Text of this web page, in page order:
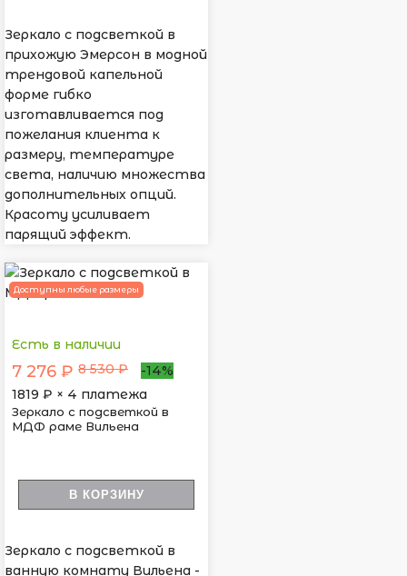
Зеркало с подсветкой в
прихожую Эмерсон в модной
трендовой капельной
форме гибко
изготавливается под
пожелания клиента к
размеру, температуре
света, наличию множества
дополнительных опций.
Красоту усиливает
парящий эффект.
Доступны любые размеры
Есть в наличии
7 276 ₽ 8 530 ₽
-14%
1819 ₽ × 4 платежа
Зеркало с подсветкой в
МДФ раме Вильена
В КОРЗИНУ
Зеркало с подсветкой в
ванную комнату Вильена -